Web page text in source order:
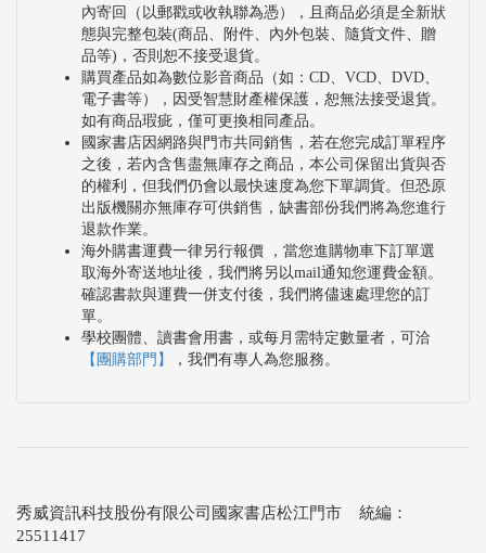
內寄回（以郵戳或收執聯為憑），且商品必須是全新狀
態與完整包裝(商品、附件、內外包裝、隨貨文件、贈
品等)，否則恕不接受退貨。
購買產品如為數位影音商品（如：CD、VCD、DVD、
電子書等），因受智慧財產權保護，恕無法接受退貨。
如有商品瑕疵，僅可更換相同產品。
國家書店因網路與門市共同銷售，若在您完成訂單程序
之後，若內含售盡無庫存之商品，本公司保留出貨與否
的權利，但我們仍會以最快速度為您下單調貨。但恐原
出版機關亦無庫存可供銷售，缺書部份我們將為您進行
退款作業。
海外購書運費一律另行報價 ，當您進購物車下訂單選
取海外寄送地址後，我們將另以mail通知您運費金額。
確認書款與運費一併支付後，我們將儘速處理您的訂
單。
學校團體、讀書會用書，或每月需特定數量者，可洽
【團購部門】
，我們有專人為您服務。
秀威資訊科技股份有限公司國家書店松江門市 統編：
25511417